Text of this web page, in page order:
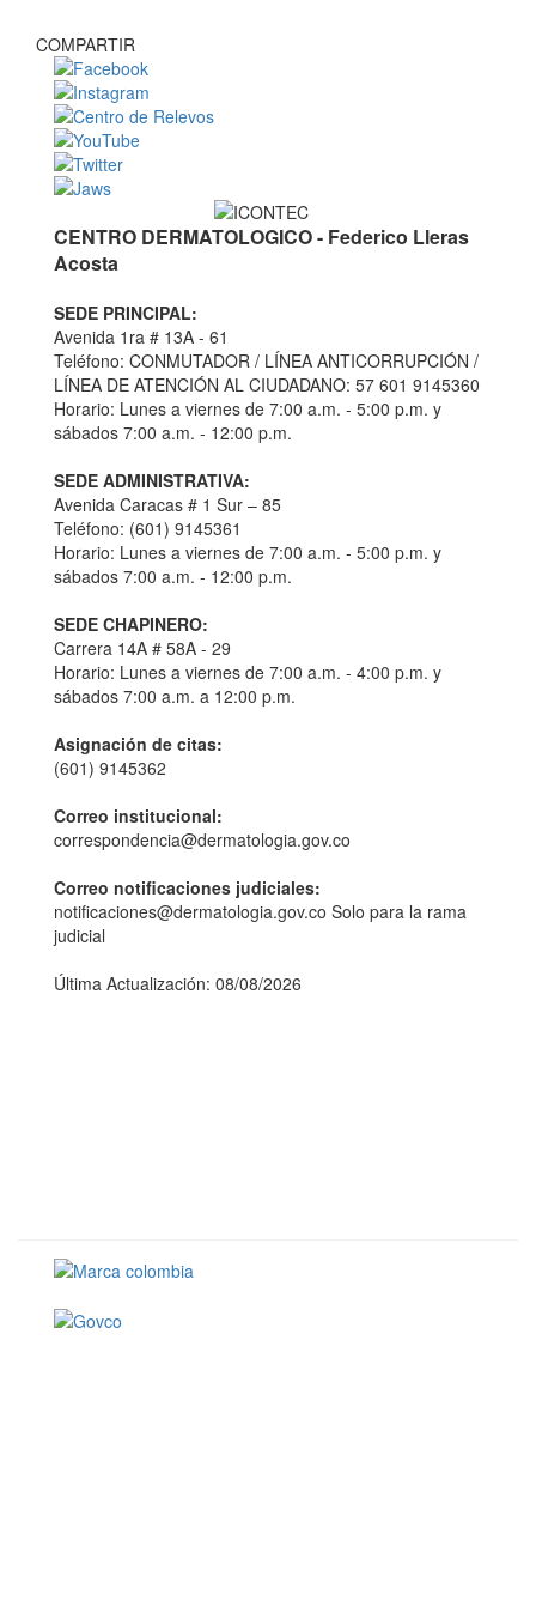
COMPARTIR
CENTRO DERMATOLOGICO - Federico Lleras
Acosta
SEDE PRINCIPAL:
Avenida 1ra # 13A - 61
Teléfono: CONMUTADOR / LÍNEA ANTICORRUPCIÓN /
LÍNEA DE ATENCIÓN AL CIUDADANO: 57 601 9145360
Horario: Lunes a viernes de 7:00 a.m. - 5:00 p.m. y
sábados 7:00 a.m. - 12:00 p.m.
SEDE ADMINISTRATIVA:
Avenida Caracas # 1 Sur – 85
Teléfono: (601) 9145361
Horario: Lunes a viernes de 7:00 a.m. - 5:00 p.m. y
sábados 7:00 a.m. - 12:00 p.m.
SEDE CHAPINERO:
Carrera 14A # 58A - 29
Horario: Lunes a viernes de 7:00 a.m. - 4:00 p.m. y
sábados 7:00 a.m. a 12:00 p.m.
Asignación de citas:
(601) 9145362
Correo institucional:
correspondencia@dermatologia.gov.co
Correo notificaciones judiciales:
notificaciones@dermatologia.gov.co Solo para la rama
judicial
Última Actualización: 08/08/2026